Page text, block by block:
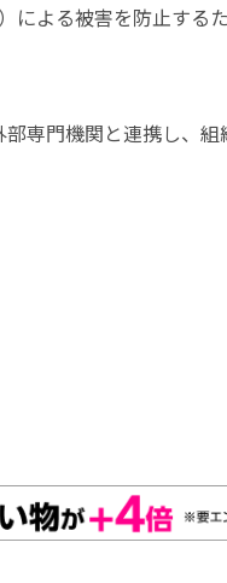
による被害を防止する
専門機関と連携し、組